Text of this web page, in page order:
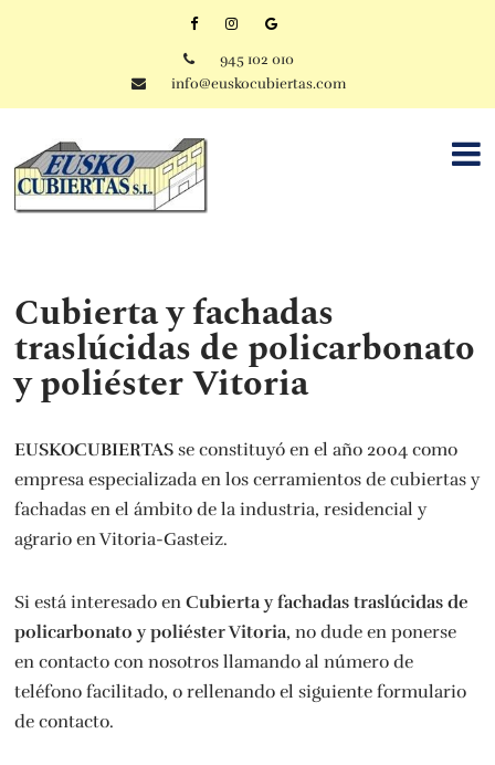
945 102 010
info@euskocubiertas.com
Cubierta y fachadas
traslúcidas de policarbonato
y poliéster Vitoria
EUSKOCUBIERTAS se constituyó en el año 2004 como
empresa especializada en los cerramientos de cubiertas y
fachadas en el ámbito de la industria, residencial y
agrario en Vitoria-Gasteiz.
Si está interesado enCubierta y fachadas traslúcidas de
policarbonato y poliéster Vitoria, no dude en ponerse
en contacto con nosotros llamando al número de
teléfono facilitado, o rellenando el siguiente formulario
de contacto.